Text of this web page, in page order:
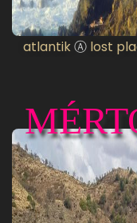
atlantikⒶ lost